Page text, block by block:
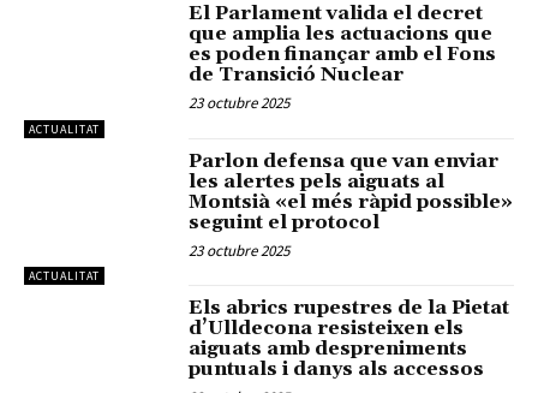
ACTUALITAT
El Parlament valida el decret
que amplia les actuacions que
es poden finançar amb el Fons
de Transició Nuclear
23 octubre 2025
ACTUALITAT
Parlon defensa que van enviar
les alertes pels aiguats al
Montsià «el més ràpid possible»
seguint el protocol
23 octubre 2025
Els abrics rupestres de la Pietat
d’Ulldecona resisteixen els
aiguats amb despreniments
puntuals i danys als accessos